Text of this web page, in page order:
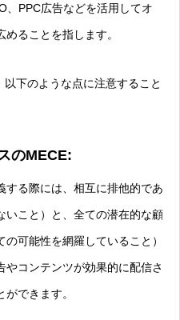
、PPC広告などを活用してオ
ることを指します。
下のような点に注意すること
のMECE:
する際には、相互に排他的であ
いこと）と、全ての潜在的な顧
可能性を網羅していること）
コンテンツが効果的に配信さ
できます。